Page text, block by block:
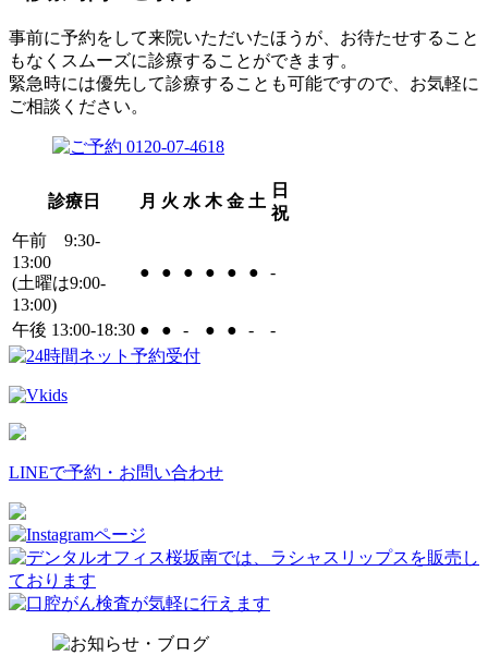
事前に予約をして来院いただいたほうが、お待たせすること
もなくスムーズに診療することができます。
緊急時には優先して診療することも可能ですので、お気軽に
ご相談ください。
診療日 月 火 水 木 金 土
日
祝
午前 9:30-
13:00
(土曜は9:00-
13:00)
● ● ● ● ● ● -
午後 13:00-18:30 ● ● - ● ● - -
LINEで予約・お問い合わせ